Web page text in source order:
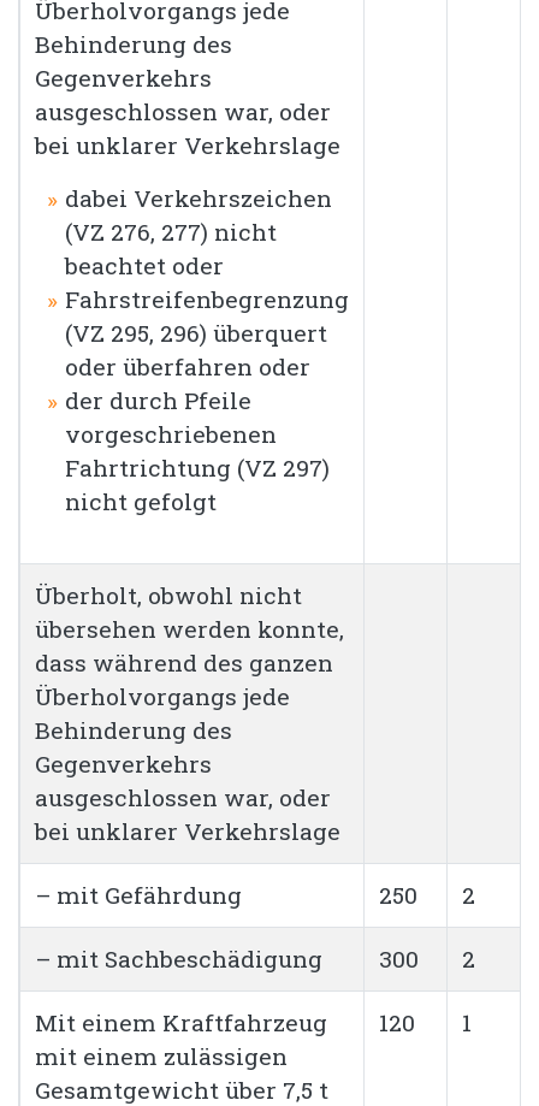
Überholvorgangs jede
Behinderung des
Gegenverkehrs
ausgeschlossen war, oder
bei unklarer Verkehrslage
dabei Verkehrszeichen
(VZ 276, 277) nicht
beachtet oder
Fahrstreifenbegrenzung
(VZ 295, 296) überquert
oder überfahren oder
der durch Pfeile
vorgeschriebenen
Fahrtrichtung (VZ 297)
nicht gefolgt
Überholt, obwohl nicht
übersehen werden konnte,
dass während des ganzen
Überholvorgangs jede
Behinderung des
Gegenverkehrs
ausgeschlossen war, oder
bei unklarer Verkehrslage
– mit Gefährdung 250 2
– mit Sachbeschädigung 300 2
Mit einem Kraftfahrzeug
mit einem zulässigen
Gesamtgewicht über 7,5 t
120 1